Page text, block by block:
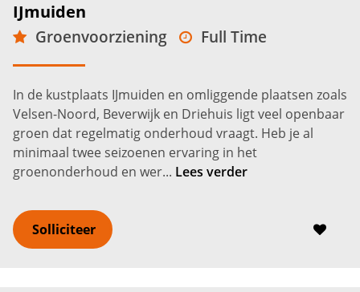
IJmuiden
Groenvoorziening
Full Time
MBO
In de kustplaats IJmuiden en omliggende plaatsen zoals
Velsen-Noord, Beverwijk en Driehuis ligt veel openbaar
groen dat regelmatig onderhoud vraagt. Heb je al
minimaal twee seizoenen ervaring in het
groenonderhoud en wer... Lees verder
Solliciteer